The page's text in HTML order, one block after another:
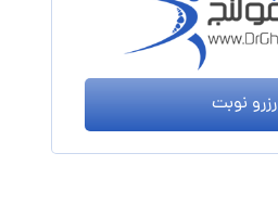
رزرو نوبت